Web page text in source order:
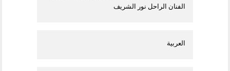
الفنان الراحل نور الشريف
العربية